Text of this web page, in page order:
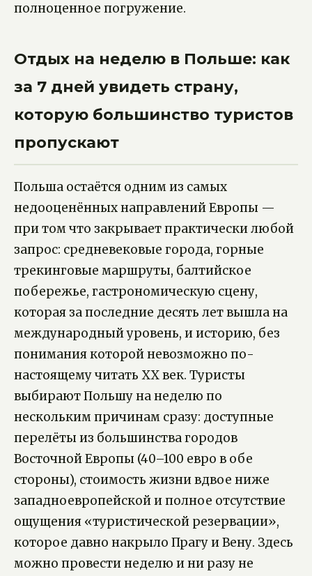
полноценное погружение.
Отдых на неделю в Польше: как
за 7 дней увидеть страну,
которую большинство туристов
пропускают
Польша остаётся одним из самых
недооценённых направлений Европы —
при том что закрывает практически любой
запрос: средневековые города, горные
трекинговые маршруты, балтийское
побережье, гастрономическую сцену,
которая за последние десять лет вышла на
международный уровень, и историю, без
понимания которой невозможно по-
настоящему читать XX век. Туристы
выбирают Польшу на неделю по
нескольким причинам сразу: доступные
перелёты из большинства городов
Восточной Европы (40–100 евро в обе
стороны), стоимость жизни вдвое ниже
западноевропейской и полное отсутствие
ощущения «туристической резервации»,
которое давно накрыло Прагу и Вену. Здесь
можно провести неделю и ни разу не